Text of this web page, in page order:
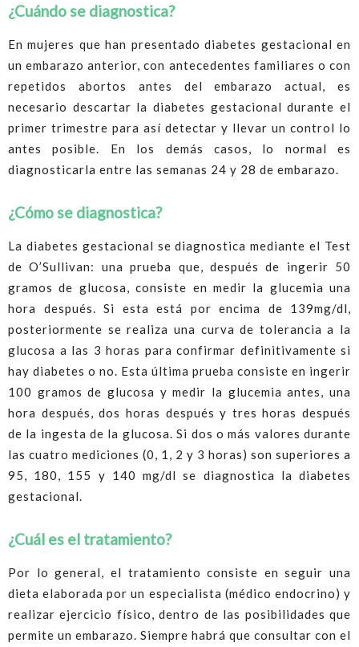
¿Cuándo se diagnostica?
En mujeres que han presentado diabetes gestacional en
un embarazo anterior, con antecedentes familiares o con
repetidos abortos antes del embarazo actual, es
necesario descartar la diabetes gestacional durante el
primer trimestre para así detectar y llevar un control lo
antes posible. En los demás casos, lo normal es
diagnosticarla entre las semanas 24 y 28 de embarazo.
¿Cómo se diagnostica?
La diabetes gestacional se diagnostica mediante el Test
de O’Sullivan: una prueba que, después de ingerir 50
gramos de glucosa, consiste en medir la glucemia una
hora después. Si esta está por encima de 139mg/dl,
posteriormente se realiza una curva de tolerancia a la
glucosa a las 3 horas para confirmar definitivamente si
hay diabetes o no. Esta última prueba consiste en ingerir
100 gramos de glucosa y medir la glucemia antes, una
hora después, dos horas después y tres horas después
de la ingesta de la glucosa. Si dos o más valores durante
las cuatro mediciones (0, 1, 2 y 3 horas) son superiores a
95, 180, 155 y 140 mg/dl se diagnostica la diabetes
gestacional.
¿Cuál es el tratamiento?
Por lo general, el tratamiento consiste en seguir una
dieta elaborada por un especialista (médico endocrino) y
realizar ejercicio físico, dentro de las posibilidades que
permite un embarazo. Siempre habrá que consultar con el